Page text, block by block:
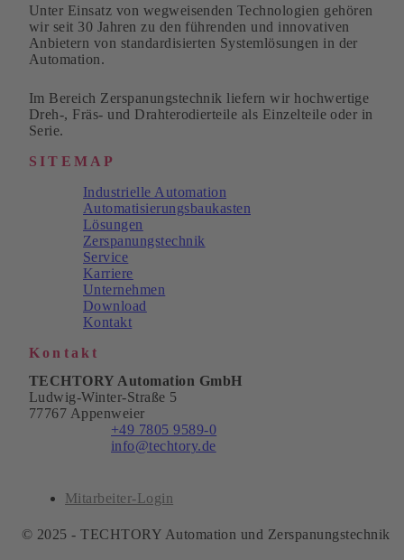
Unter Einsatz von wegweisenden Technologien gehören
wir seit 30 Jahren zu den führenden und innovativen
Anbietern von standardisierten Systemlösungen in der
Automation.
Im Bereich Zerspanungstechnik liefern wir hochwertige
Dreh-, Fräs- und Drahterodierteile als Einzelteile oder in
Serie.
SITEMAP
Industrielle Automation
Automatisierungsbaukasten
Lösungen
Zerspanungstechnik
Service
Karriere
Unternehmen
Download
Kontakt
Kontakt
TECHTORY Automation GmbH
Ludwig-Winter-Straße 5
77767 Appenweier
+49 7805 9589-0
info@techtory.de
Mitarbeiter-Login
© 2025 - TECHTORY Automation und Zerspanungstechnik